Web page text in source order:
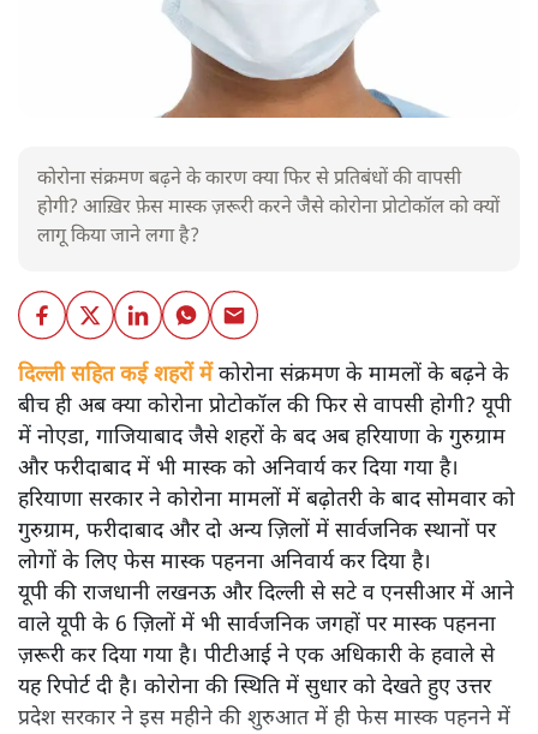
कोरोना संक्रमण बढ़ने के कारण क्या फिर से प्रतिबंधों की वापसी
होगी? आख़िर फ़ेस मास्क ज़रूरी करने जैसे कोरोना प्रोटोकॉल को क्यों
लागू किया जाने लगा है?
दिल्ली सहित कई शहरों मेंकोरोना संक्रमण के मामलों के बढ़ने के
बीच ही अब क्या कोरोना प्रोटोकॉल की फिर से वापसी होगी? यूपी
में नोएडा, गाजियाबाद जैसे शहरों के बद अब हरियाणा के गुरुग्राम
और फरीदाबाद में भी मास्क को अनिवार्य कर दिया गया है।
हरियाणा सरकार ने कोरोना मामलों में बढ़ोतरी के बाद सोमवार को
गुरुग्राम, फरीदाबाद और दो अन्य ज़िलों में सार्वजनिक स्थानों पर
लोगों के लिए फेस मास्क पहनना अनिवार्य कर दिया है।
यूपी की राजधानी लखनऊ और दिल्ली से सटे व एनसीआर में आने
वाले यूपी के 6 ज़िलों में भी सार्वजनिक जगहों पर मास्क पहनना
ज़रूरी कर दिया गया है। पीटीआई ने एक अधिकारी के हवाले से
यह रिपोर्ट दी है। कोरोना की स्थिति में सुधार को देखते हुए उत्तर
प्रदेश सरकार ने इस महीने की शुरुआत में ही फेस मास्क पहनने में